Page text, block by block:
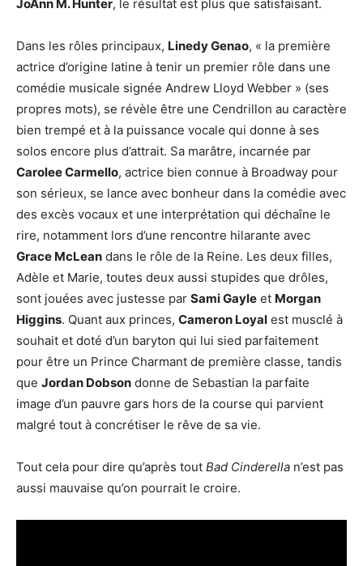
JoAnn M. Hunter, le résultat est plus que satisfaisant.
Dans les rôles principaux, Linedy Genao, « la première
actrice d’origine latine à tenir un premier rôle dans une
comédie musicale signée Andrew Lloyd Webber » (ses
propres mots), se révèle être une Cendrillon au caractère
bien trempé et à la puissance vocale qui donne à ses
solos encore plus d’attrait. Sa marâtre, incarnée par
Carolee Carmello, actrice bien connue à Broadway pour
son sérieux, se lance avec bonheur dans la comédie avec
des excès vocaux et une interprétation qui déchaîne le
rire, notamment lors d’une rencontre hilarante avec
Grace McLean dans le rôle de la Reine. Les deux filles,
Adèle et Marie, toutes deux aussi stupides que drôles,
sont jouées avec justesse par Sami Gayle et Morgan
Higgins. Quant aux princes, Cameron Loyal est musclé à
souhait et doté d’un baryton qui lui sied parfaitement
pour être un Prince Charmant de première classe, tandis
que Jordan Dobson donne de Sebastian la parfaite
image d’un pauvre gars hors de la course qui parvient
malgré tout à concrétiser le rêve de sa vie.
Tout cela pour dire qu’après tout Bad Cinderella n’est pas
aussi mauvaise qu’on pourrait le croire.